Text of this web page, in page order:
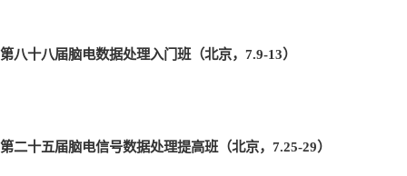
第八十八届脑电数据处理入门班（北京，7.9-13）
第二十五届脑电信号数据处理提高班（北京，7.25-29）